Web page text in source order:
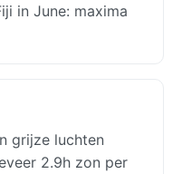
in June: maxima
grijze luchten
2.9h zon per